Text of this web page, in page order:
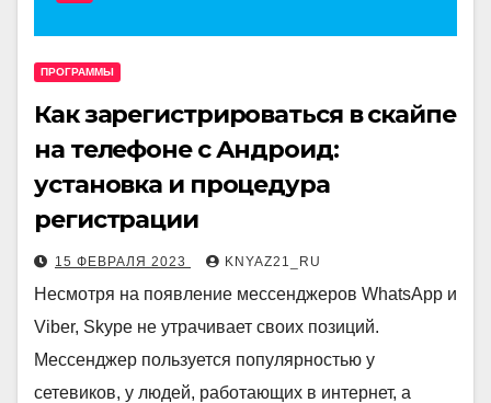
ПРОГРАММЫ
Как зарегистрироваться в скайпе
на телефоне с Андроид:
установка и процедура
регистрации
15 ФЕВРАЛЯ 2023 KNYAZ21_RU
Несмотря на появление мессенджеров WhatsApp и
Viber, Skype не утрачивает своих позиций.
Мессенджер пользуется популярностью у
сетевиков, у людей, работающих в интернет, а